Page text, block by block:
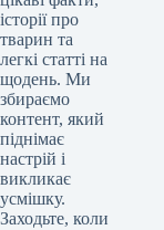
історії про
тварин та
легкі статті на
щодень. Ми
збираємо
контент, який
піднімає
настрій і
викликає
усмішку.
Заходьте, коли